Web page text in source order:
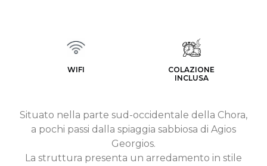
WIFI
COLAZIONE
INCLUSA
Situato nella parte sud-occidentale della Chora,
a pochi passi dalla spiaggia sabbiosa di Agios
Georgios.
La struttura presenta un arredamento in stile